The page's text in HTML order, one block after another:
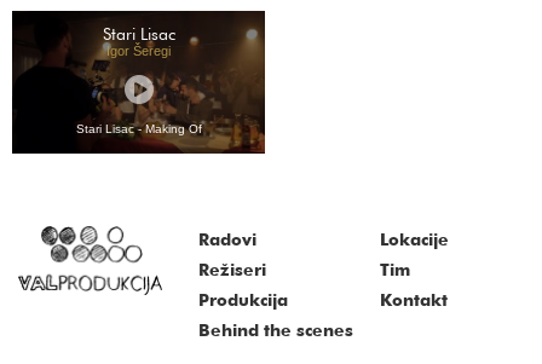
Stari Lisac
Igor Šeregi
Stari Lisac - Making Of
Radovi
Režiseri
Produkcija
Lokacije
Tim
Kontakt
Behind the scenes